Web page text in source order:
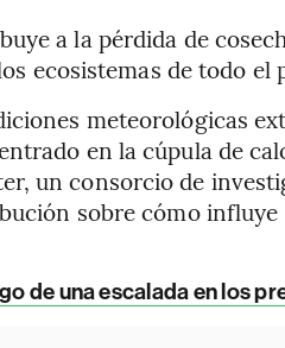
a la pérdida de
ecosistemas de todo el
meteorológicas
en la cúpula de
un consorcio de
sobre cómo
de una escalada en los